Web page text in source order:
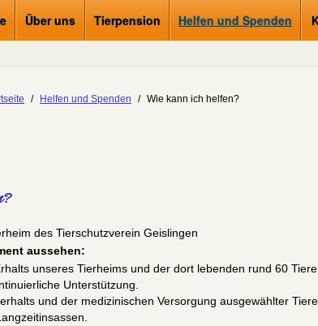
Über uns Tierpension Helfen und Spenden
/ Helfen und Spenden / Wie kann ich helfen?
des Tierschutzverein Geislingen
aussehen:
unseres Tierheims und der dort lebenden rund 60
Unterstützung.
und der medizinischen Versorgung ausgewählter